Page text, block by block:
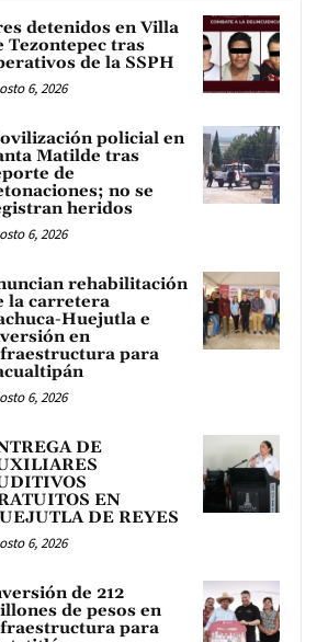
detenidos en Villa
Tezontepec tras
de la SSPH
6, 2026
policial en
Matilde tras
de
no se
heridos
6, 2026
rehabilitación
la carretera
Huejutla e
en
para
6, 2026
DE
EN
DE REYES
6, 2026
de 212
de pesos en
para